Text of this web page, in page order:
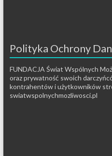
Polityka Ochrony
FUNDACJA Świat Wspólnych
oraz prywatność swoich
kontrahentów i użytkowników
swiatwspolnychmozliwosci.pl